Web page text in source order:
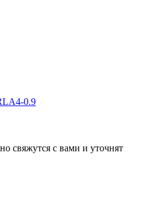
0.9
свяжутся с вами и уточнят